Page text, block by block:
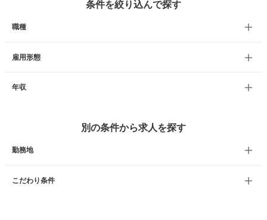
条件を絞り込んで探す
職種
雇用形態
年収
別の条件から求人を探す
勤務地
こだわり条件